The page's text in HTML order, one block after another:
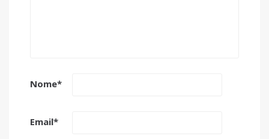
Nome*
Email*